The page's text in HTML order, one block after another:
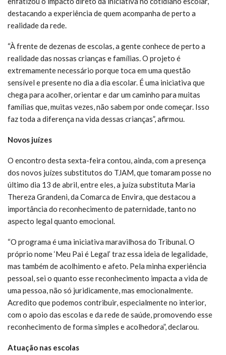
destacando a experiência de quem acompanha de perto a
realidade da rede.
“À frente de dezenas de escolas, a gente conhece de perto a
realidade das nossas crianças e famílias. O projeto é
extremamente necessário porque toca em uma questão
sensível e presente no dia a dia escolar. É uma iniciativa que
chega para acolher, orientar e dar um caminho para muitas
famílias que, muitas vezes, não sabem por onde começar. Isso
faz toda a diferença na vida dessas crianças”, afirmou.
Novos juízes
O encontro desta sexta-feira contou, ainda, com a presença
dos novos juízes substitutos do TJAM, que tomaram posse no
último dia 13 de abril, entre eles, a juíza substituta Maria
Thereza Grandeni, da Comarca de Envira, que destacou a
importância do reconhecimento de paternidade, tanto no
aspecto legal quanto emocional.
“O programa é uma iniciativa maravilhosa do Tribunal. O
próprio nome ‘Meu Pai é Legal’ traz essa ideia de legalidade,
mas também de acolhimento e afeto. Pela minha experiência
pessoal, sei o quanto esse reconhecimento impacta a vida de
uma pessoa, não só juridicamente, mas emocionalmente.
Acredito que podemos contribuir, especialmente no interior,
com o apoio das escolas e da rede de saúde, promovendo esse
reconhecimento de forma simples e acolhedora”, declarou.
Atuação nas escolas